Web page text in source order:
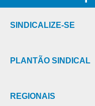
SINDICALIZE-SE
PLANTÃO SINDICAL
REGIONAIS